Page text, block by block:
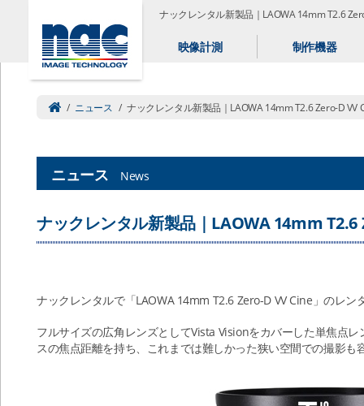
ナックレンタル新製品｜LAOWA 14mm T2.6
映像計測 制作機器
/ ニュース / ナックレンタル新製品｜LAOWA 14mm T2.6 Zero-D VV
ニュース News
ナックレンタル新製品｜LAOWA 14mm T2.6
ナックレンタルで「LAOWA 14mm T2.6 Zero-D VV Cine」のレン
フルサイズの広角レンズとしてVista Visionをカバーした単焦点
スの焦点距離を持ち、これまでは難しかった狭い空間での撮影も